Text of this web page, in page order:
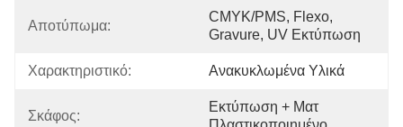
Αποτύπωμα:
CMYK/PMS, Flexo,
Gravure, UV Εκτύπωση
Χαρακτηριστικό: Ανακυκλωμένα Υλικά
Σκάφος:
Εκτύπωση + Ματ